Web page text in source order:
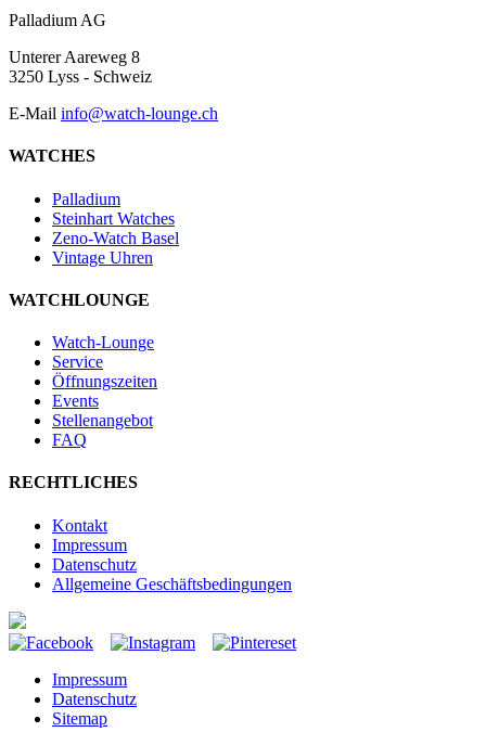
Palladium AG
Unterer Aareweg 8
3250 Lyss - Schweiz
E-Mail info@watch-lounge.ch
WATCHES
Palladium
Steinhart Watches
Zeno-Watch Basel
Vintage Uhren
WATCHLOUNGE
Watch-Lounge
Service
Öffnungszeiten
Events
Stellenangebot
FAQ
RECHTLICHES
Kontakt
Impressum
Datenschutz
Allgemeine Geschäftsbedingungen
Impressum
Datenschutz
Sitemap